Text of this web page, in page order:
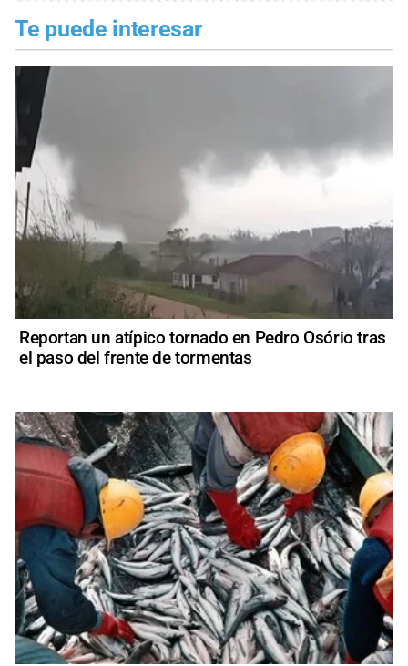
Te puede interesar
Reportan un atípico tornado en Pedro Osório tras
el paso del frente de tormentas